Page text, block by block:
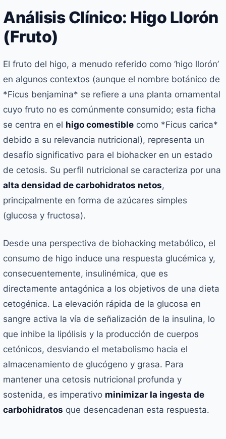
Análisis Clínico: Higo Llorón
(Fruto)
El fruto del higo, a menudo referido como ‘higo llorón’
en algunos contextos (aunque el nombre botánico de
*Ficus benjamina* se refiere a una planta ornamental
cuyo fruto no es comúnmente consumido; esta ficha
se centra en el higo comestible como *Ficus carica*
debido a su relevancia nutricional), representa un
desafío significativo para el biohacker en un estado
de cetosis. Su perfil nutricional se caracteriza por una
alta densidad de carbohidratos netos,
principalmente en forma de azúcares simples
(glucosa y fructosa).
Desde una perspectiva de biohacking metabólico, el
consumo de higo induce una respuesta glucémica y,
consecuentemente, insulinémica, que es
directamente antagónica a los objetivos de una dieta
cetogénica. La elevación rápida de la glucosa en
sangre activa la vía de señalización de la insulina, lo
que inhibe la lipólisis y la producción de cuerpos
cetónicos, desviando el metabolismo hacia el
almacenamiento de glucógeno y grasa. Para
mantener una cetosis nutricional profunda y
sostenida, es imperativo minimizar la ingesta de
carbohidratos que desencadenan esta respuesta.